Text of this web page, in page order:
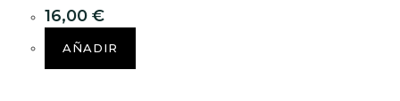
16,00 €
AÑADIR